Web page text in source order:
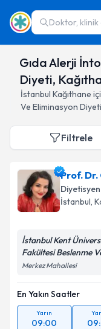
Doktor, klinik
Gıda Alerji
Diyeti,
İstanbul Kağıthane
Ve Eliminasyon Diyeti
Filtrele
Prof.
Diyetisyen
İstanbul,
İstanbul Kent
Fakültesi Beslenme
Merkez Mahallesi
En Yakın Saatler
Yarın
09:00